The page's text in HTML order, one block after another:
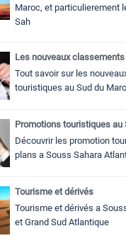
Maroc, et particulierement
Sah
Les nouveaux
Tout savoir sur les
touristiques au Sud du
Promotions touristiques au
Découvrir les promotion
plans a Souss Sahara
Tourisme et dérivés
Tourisme et dérivés a
et Grand Sud Atlantique